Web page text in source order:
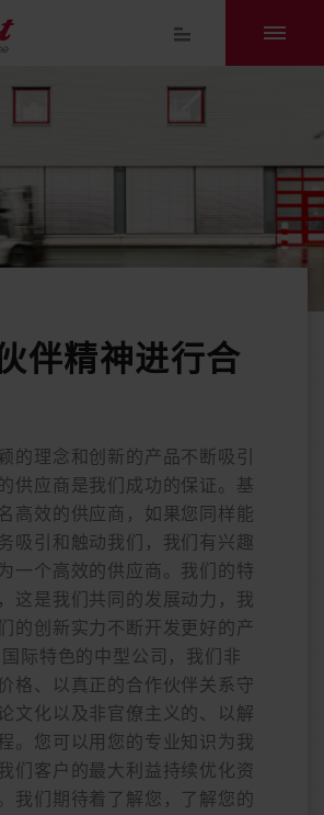
伴精神进行合
的理念和创新的产品不断吸引
供应商是我们成功的保证。基
高效的供应商，如果您同样能
吸引和触动我们，我们有兴趣
一个高效的供应商。我们的特
这是我们共同的发展动力，我
的创新实力不断开发更好的产
际特色的中型公司，我们非
格、以真正的合作伙伴关系守
文化以及非官僚主义的、以解
。您可以用您的专业知识为我
们客户的最大利益持续优化资
我们期待着了解您，了解您的